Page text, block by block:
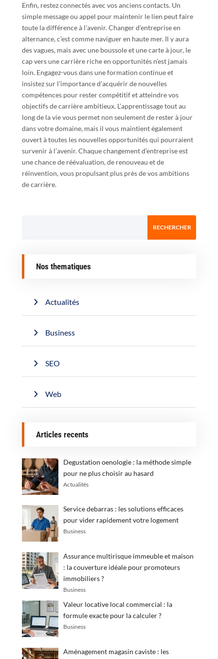
Enfin, restez connectés avec vos anciens contacts. Un
simple message ou appel pour maintenir le lien peut faire
toute la différence à l’avenir. Changer d’entreprise en
alternance, c’est comme naviguer en haute mer. Il y aura
des vagues, mais avec une boussole et une carte à jour, le
cap vers une carrière riche en opportunités n’est jamais
loin. Engagez-vous dans une formation continue et
insistez sur l’importance d’acquérir de nouvelles
compétences pour rester compétitif et atteindre vos
objectifs de carrière ambitieux. L’apprentissage tout au
long de la vie vous permet non seulement de rester à jour
dans votre domaine, mais il vous maintient également
ouvert à toutes les nouvelles opportunités qui pourraient
survenir à l’avenir. Chaque changement d’entreprise est
une chance de réévaluation, de renouveau et de
réinvention, vous propulsant plus près de vos ambitions
de carrière.
Nos thematiques
Actualités
Business
SEO
Web
Articles recents
Degustation oenologie : la méthode simple
pour ne plus choisir au hasard
Actualités
Service debarras : les solutions efficaces
pour vider rapidement votre logement
Business
Assurance multirisque immeuble et maison
: la couverture idéale pour promoteurs
immobiliers ?
Business
Valeur locative local commercial : la
formule exacte pour la calculer ?
Business
Aménagement magasin caviste : les